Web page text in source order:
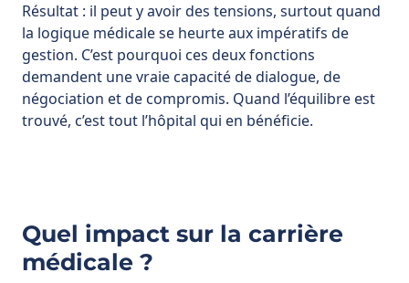
Résultat : il peut y avoir des tensions, surtout quand
la logique médicale se heurte aux impératifs de
gestion. C’est pourquoi ces deux fonctions
demandent une vraie capacité de dialogue, de
négociation et de compromis. Quand l’équilibre est
trouvé, c’est tout l’hôpital qui en bénéficie.
Quel impact sur la carrière
médicale ?